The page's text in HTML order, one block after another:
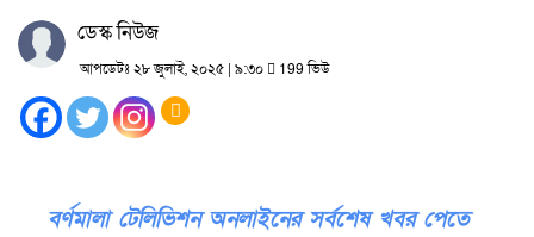
ডেস্ক নিউজ
আপডেটঃ ২৮ জুলাই, ২০২৫ | ৯:৩০ 199 ভিউ
বর্ণমালা টেলিভিশন অনলাইনের সর্বশেষ খবর পেতে